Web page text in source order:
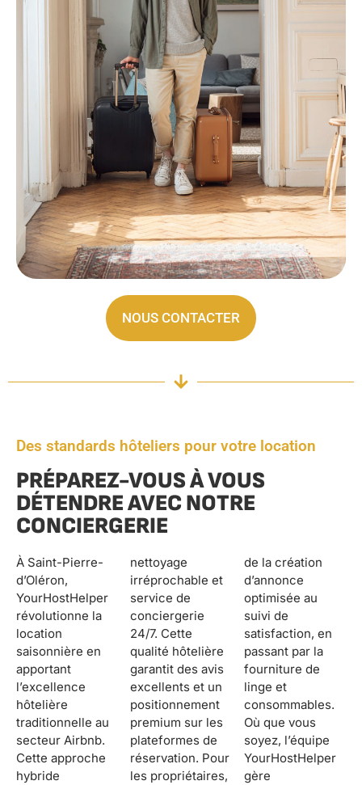
NOUS CONTACTER
Des standards hôteliers pour votre location
PRÉPAREZ-VOUS À VOUS
DÉTENDRE AVEC NOTRE
CONCIERGERIE
À Saint-Pierre-
d’Oléron,
YourHostHelper
révolutionne la
location
saisonnière en
apportant
l’excellence
hôtelière
traditionnelle au
secteur Airbnb.
Cette approche
hybride
nettoyage
irréprochable et
service de
conciergerie
24/7. Cette
qualité hôtelière
garantit des avis
excellents et un
positionnement
premium sur les
plateformes de
réservation. Pour
les propriétaires,
de la création
d’annonce
optimisée au
suivi de
satisfaction, en
passant par la
fourniture de
linge et
consommables.
Où que vous
soyez, l’équipe
YourHostHelper
gère